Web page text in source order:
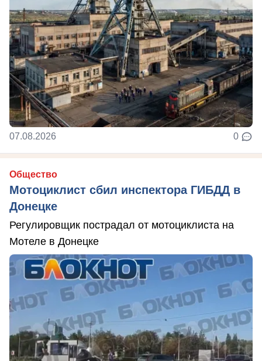
07.08.2026 0
Общество
Мотоциклист сбил инспектора ГИБДД в
Донецке
Регулировщик пострадал от мотоциклиста на
Мотеле в Донецке